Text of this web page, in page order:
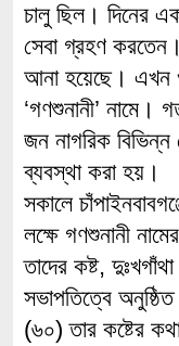
চালু ছিল। দিনের
সেবা গ্রহণ করতেন।
আনা হয়েছে। এখন
‘গণশুনানী’
জন নাগরিক
ব্যবস্থা করা হয়।
সকালে
লক্ষে গণশুনানী
তাদের কষ্ট,
সভাপতিত্বে
(৬০) তার কষ্টের